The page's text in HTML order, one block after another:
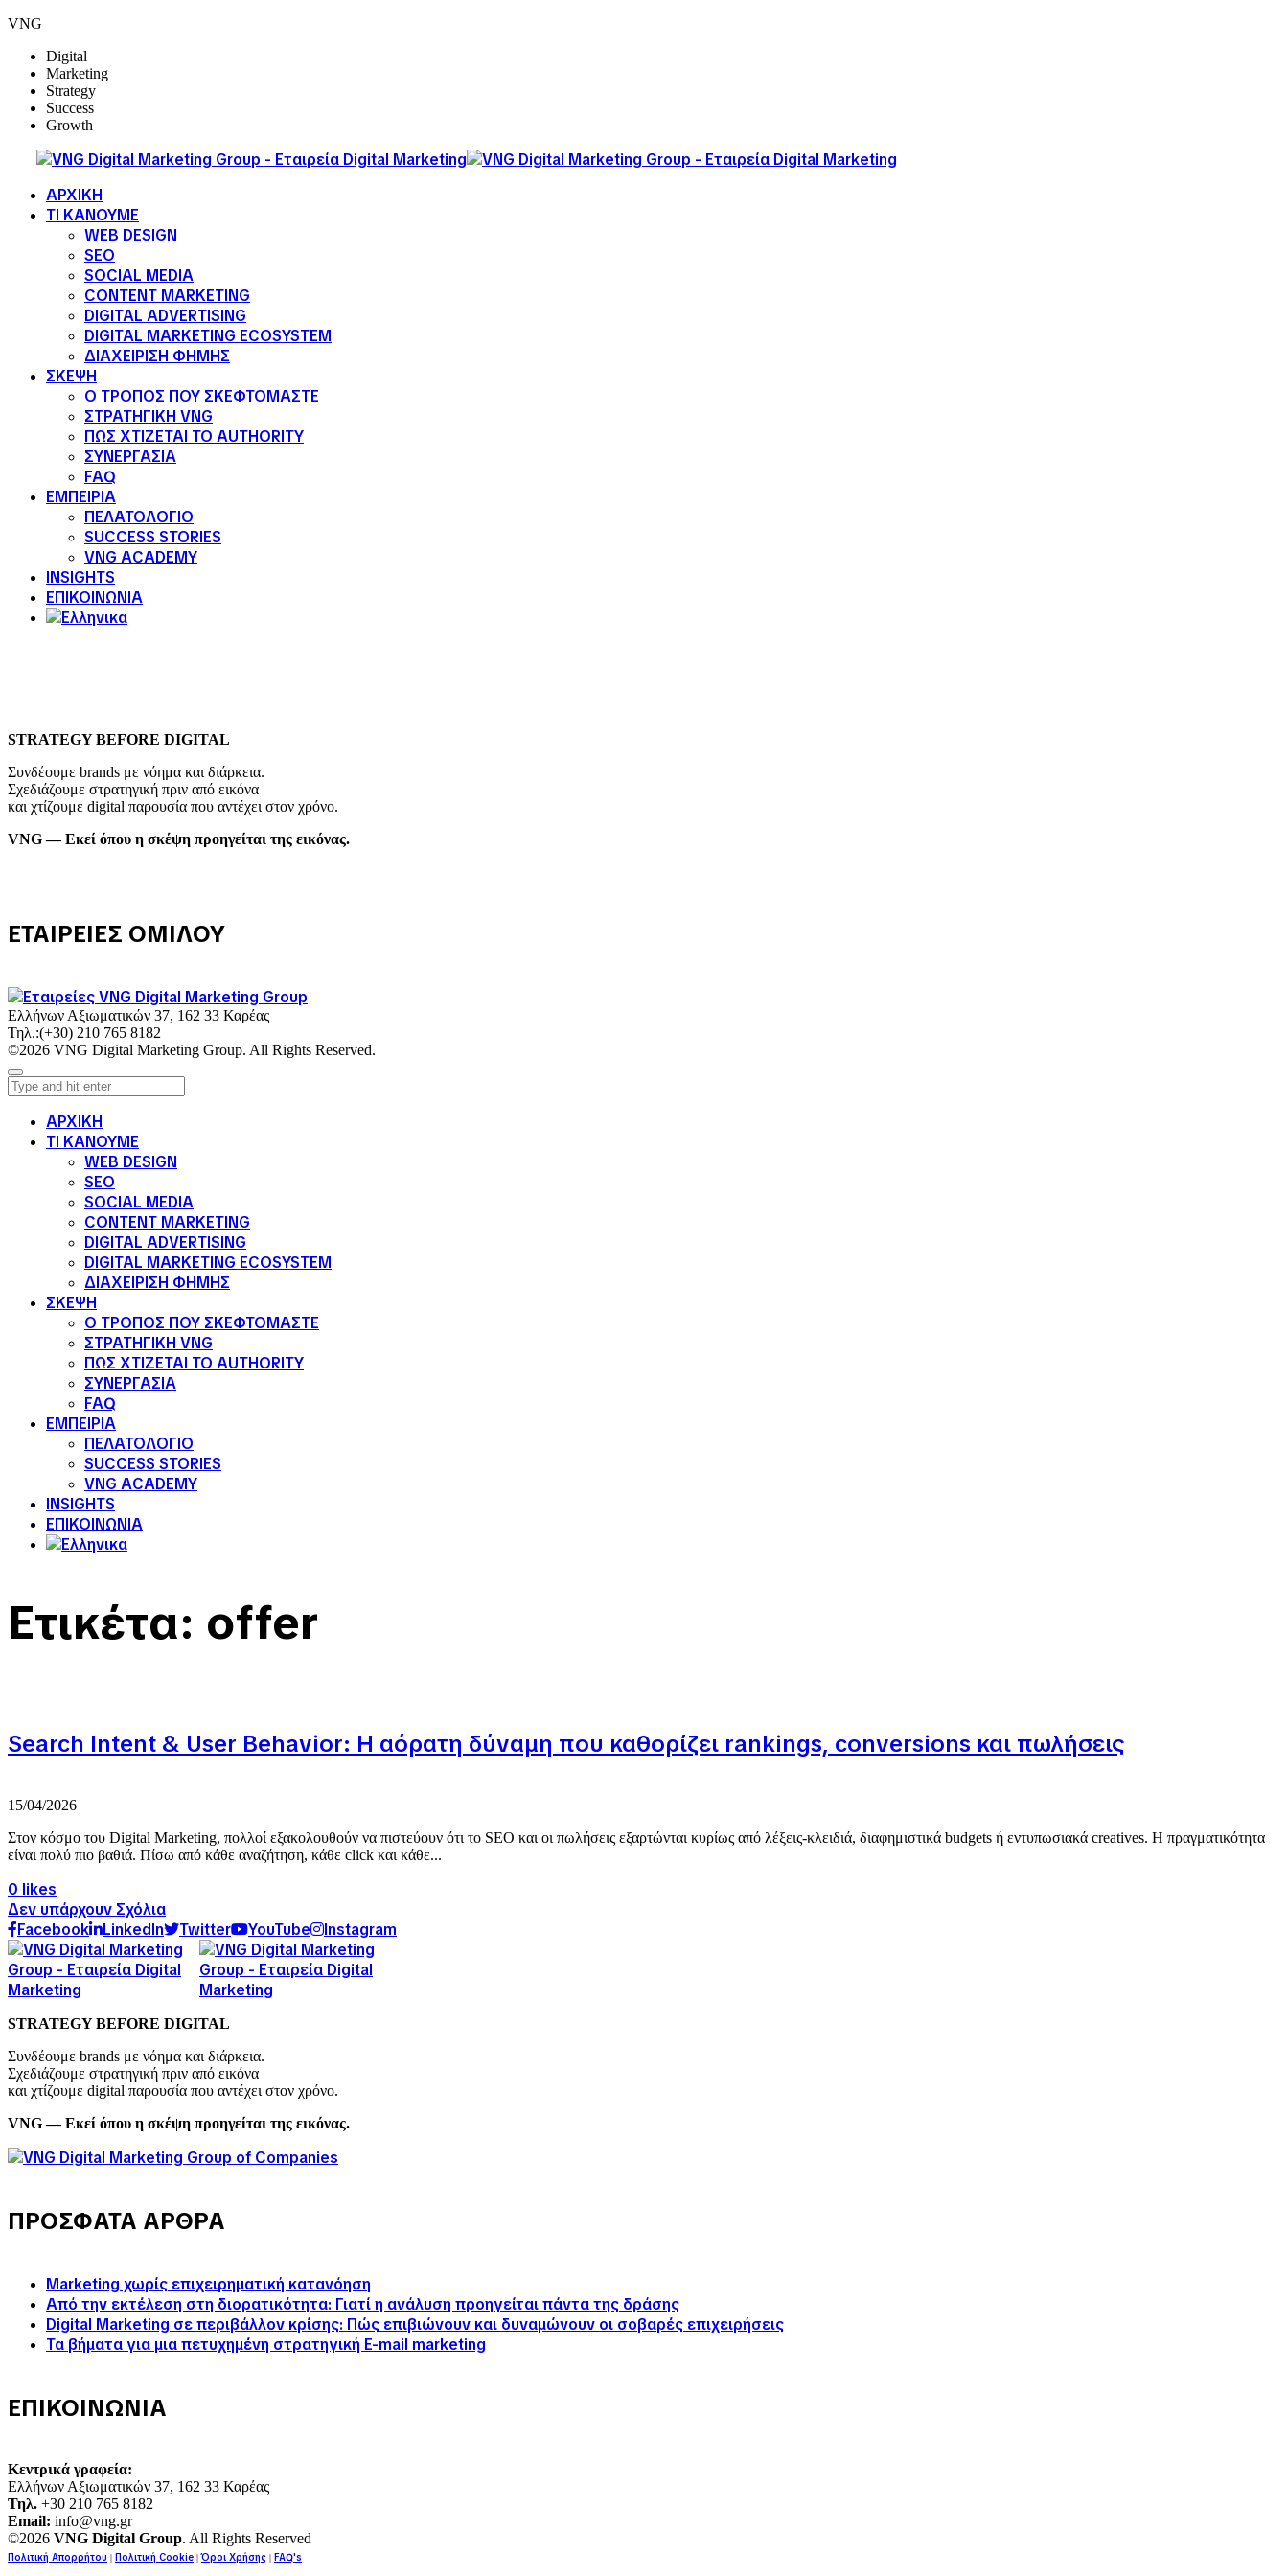
VNG
Digital
Marketing
Strategy
Success
Growth
ΑΡΧΙΚΗ
ΤΙ ΚΑΝΟΥΜΕ
WEB DESIGN
SEO
SOCIAL MEDIA
CONTENT MARKETING
DIGITAL ADVERTISING
DIGITAL MARKETING ECOSYSTEM
ΔΙΑΧΕΙΡΙΣΗ ΦΗΜΗΣ
ΣΚΕΨΗ
Ο ΤΡΟΠΟΣ ΠΟΥ ΣΚΕΦΤΟΜΑΣΤΕ
ΣΤΡΑΤΗΓΙΚΗ VNG
ΠΩΣ ΧΤΙΖΕΤΑΙ ΤΟ AUTHORITY
ΣΥΝΕΡΓΑΣΙΑ
FAQ
ΕΜΠΕΙΡΙΑ
ΠΕΛΑΤΟΛΟΓΙΟ
SUCCESS STORIES
VNG ACADEMY
INSIGHTS
ΕΠΙΚΟΙΝΩΝΙΑ
STRATEGY BEFORE DIGITAL
Συνδέουμε brands με νόημα και διάρκεια.
Σχεδιάζουμε στρατηγική πριν από εικόνα
και χτίζουμε digital παρουσία που αντέχει στον χρόνο.
VNG — Εκεί όπου η σκέψη προηγείται της εικόνας.
ΕΤΑΙΡΕΙΕΣ ΟΜΙΛΟΥ
Ελλήνων Αξιωματικών 37, 162 33 Καρέας
Τηλ.:(+30) 210 765 8182
©2026 VNG Digital Marketing Group. All Rights Reserved.
ΑΡΧΙΚΗ
ΤΙ ΚΑΝΟΥΜΕ
WEB DESIGN
SEO
SOCIAL MEDIA
CONTENT MARKETING
DIGITAL ADVERTISING
DIGITAL MARKETING ECOSYSTEM
ΔΙΑΧΕΙΡΙΣΗ ΦΗΜΗΣ
ΣΚΕΨΗ
Ο ΤΡΟΠΟΣ ΠΟΥ ΣΚΕΦΤΟΜΑΣΤΕ
ΣΤΡΑΤΗΓΙΚΗ VNG
ΠΩΣ ΧΤΙΖΕΤΑΙ ΤΟ AUTHORITY
ΣΥΝΕΡΓΑΣΙΑ
FAQ
ΕΜΠΕΙΡΙΑ
ΠΕΛΑΤΟΛΟΓΙΟ
SUCCESS STORIES
VNG ACADEMY
INSIGHTS
ΕΠΙΚΟΙΝΩΝΙΑ
Ετικέτα: offer
Search Intent & User Behavior: Η αόρατη δύναμη που καθορίζει rankings, conversions και πωλήσεις
15/04/2026
Στον κόσμο του Digital Marketing, πολλοί εξακολουθούν να πιστεύουν ότι το SEO και οι πωλήσεις εξαρτώνται κυρίως από λέξεις-κλειδιά, διαφημιστικά budgets ή εντυπωσιακά creatives. Η πραγματικότητα
είναι πολύ πιο βαθιά. Πίσω από κάθε αναζήτηση, κάθε click και κάθε...
0 likes
Δεν υπάρχουν Σχόλια
Facebook
LinkedIn Twitter YouTube Instagram
STRATEGY BEFORE DIGITAL
Συνδέουμε brands με νόημα και διάρκεια.
Σχεδιάζουμε στρατηγική πριν από εικόνα
και χτίζουμε digital παρουσία που αντέχει στον χρόνο.
VNG — Εκεί όπου η σκέψη προηγείται της εικόνας.
ΠΡΟΣΦΑΤΑ ΑΡΘΡΑ
Marketing χωρίς επιχειρηματική κατανόηση
Από την εκτέλεση στη διορατικότητα: Γιατί η ανάλυση προηγείται πάντα της δράσης
Digital Marketing σε περιβάλλον κρίσης: Πώς επιβιώνουν και δυναμώνουν οι σοβαρές επιχειρήσεις
Τα βήματα για μια πετυχημένη στρατηγική E-mail marketing
ΕΠΙΚΟΙΝΩΝΙΑ
Κεντρικά γραφεία:
Ελλήνων Αξιωματικών 37, 162 33 Καρέας
Τηλ. +30 210 765 8182
Email: info@vng.gr
©2026 VNG Digital Group. All Rights Reserved
Πολιτική Απορρήτου | Πολιτική Cookie |Όροι Χρήσης | FAQ's